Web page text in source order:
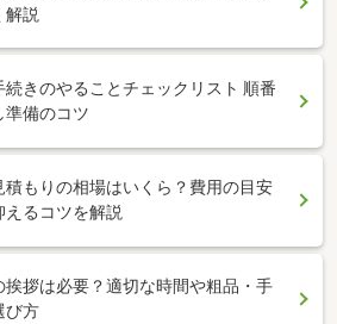
解説
続きのやることチェックリスト 順番
準備のコツ
積もりの相場はいくら？費用の目安
えるコツを解説
挨拶は必要？適切な時間や粗品・手
び方